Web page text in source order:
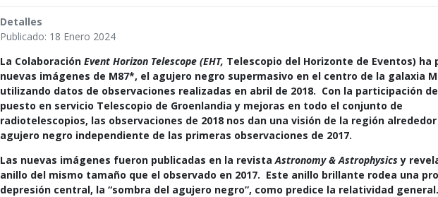
Detalles
Publicado: 18 Enero 2024
La ColaboraciónEvent Horizon Telescope (EHT, Telescopio del Horizonte de Eventos) ha
nuevas imágenes de M87*, el agujero negro supermasivo en el centro de la galaxia
utilizando datos de observaciones realizadas en abril de 2018. Con la participación
puesto en servicio Telescopio de Groenlandia y mejoras en todo el conjunto de
radiotelescopios, las observaciones de 2018 nos dan una visión de la región
agujero negro independiente de las primeras observaciones de 2017.
Las nuevas imágenes fueron publicadas en la revistaAstronomy & Astrophysicsy
anillo del mismo tamaño que el observado en 2017. Este anillo brillante rodea una
depresión central, la “sombra del agujero negro”, como predice la relatividad